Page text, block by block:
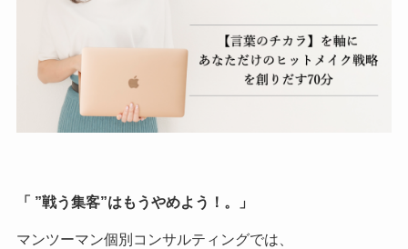
「 ”戦う集客”はもうやめよう！。」
マンツーマン個別コンサルティングでは、